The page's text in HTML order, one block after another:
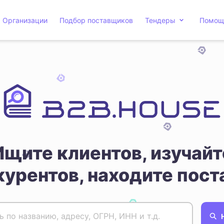
Организации Подбор поставщиков Тендеры
клиентов,
находите